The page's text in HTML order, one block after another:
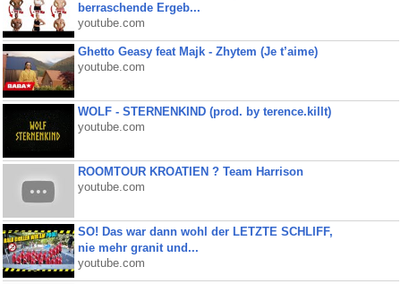
berraschende Ergeb...
youtube.com
Ghetto Geasy feat Majk - Zhytem (Je t’aime)
youtube.com
WOLF - STERNENKIND (prod. by terence.killt)
youtube.com
ROOMTOUR KROATIEN ? Team Harrison
youtube.com
SO! Das war dann wohl der LETZTE SCHLIFF,
nie mehr granit und...
youtube.com